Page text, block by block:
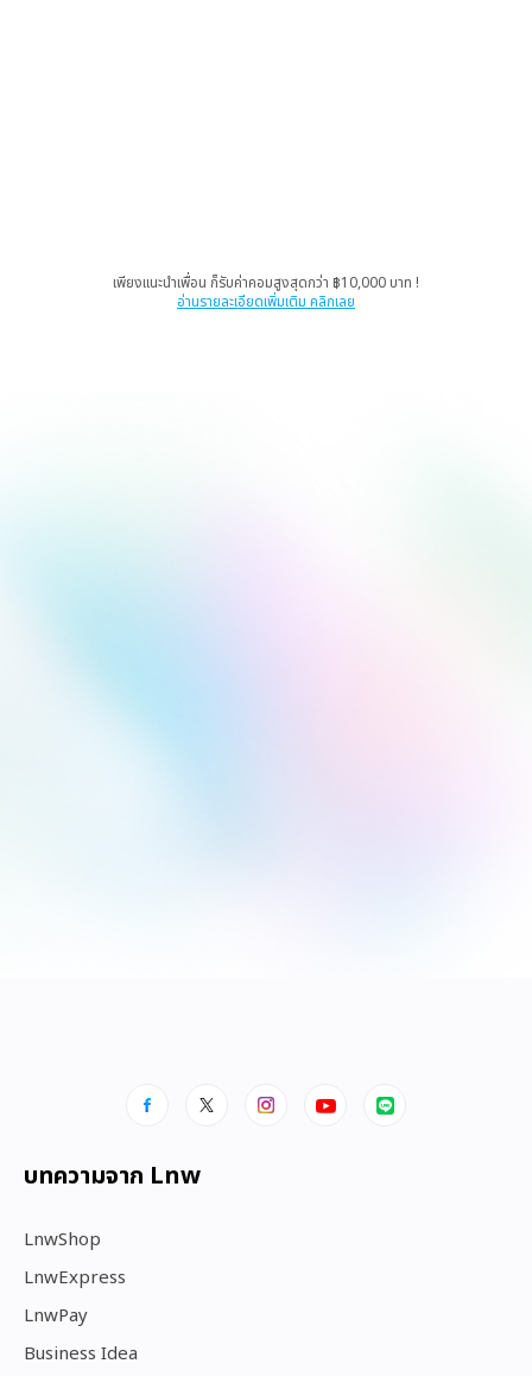
เพียงแนะนำเพื่อน ก็รับค่าคอมสูงสุดกว่า ฿10,000 บาท !
อ่านรายละเอียดเพิ่มเติม คลิกเลย
LnwShop
LnwExpress
LnwPay